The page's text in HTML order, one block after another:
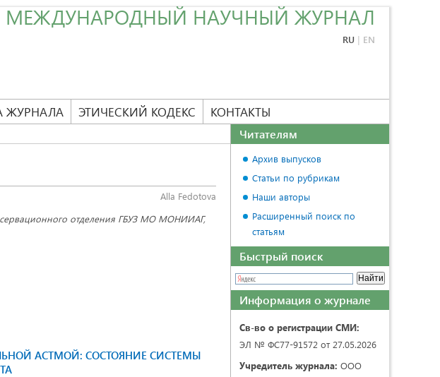
МЕЖДУНАРОДНЫЙ НАУЧНЫЙ ЖУРНАЛ
RU | EN
ЖУРНАЛА ЭТИЧЕСКИЙ КОДЕКС КОНТАКТЫ
Alla Fedotova
отделения ГБУЗ МО МОНИИАГ,
АСТМОЙ: СОСТОЯНИЕ СИСТЕМЫ
Читателям
Архив выпусков
Статьи по рубрикам
Наши авторы
Расширенный поиск по
статьям
Быстрый поиск
Информация о журнале
Св-во о регистрации СМИ:
ЭЛ № ФС77-91572 от 27.05.2026
Учредитель журнала: ООО